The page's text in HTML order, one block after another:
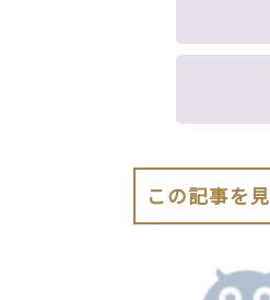
この記事を